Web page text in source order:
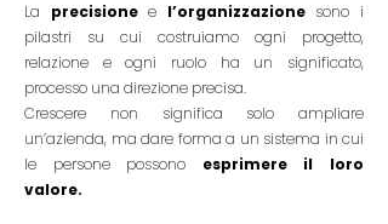
La precisionee l’organizzazionesono i
pilastri su cui costruiamo ogni progetto,
relazione e ogni ruolo ha un significato,
processo una direzione precisa.
Crescere non significa solo ampliare
un’azienda, ma dare forma a un sistema in cui
le persone possono esprimere il loro
valore.